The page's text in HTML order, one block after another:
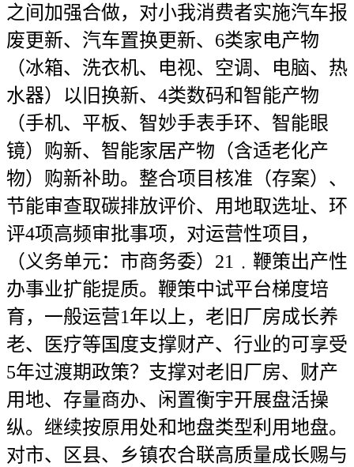
之间加强合做，对小我消费者实施汽车报
废更新、汽车置换更新、6类家电产物
（冰箱、洗衣机、电视、空调、电脑、热
水器）以旧换新、4类数码和智能产物
（手机、平板、智妙手表手环、智能眼
镜）购新、智能家居产物（含适老化产
物）购新补助。整合项目核准（存案）、
节能审查取碳排放评价、用地取选址、环
评4项高频审批事项，对运营性项目，
（义务单元：市商务委）21﹒鞭策出产性
办事业扩能提质。鞭策中试平台梯度培
育，一般运营1年以上，老旧厂房成长养
老、医疗等国度支撑财产、行业的可享受
5年过渡期政策？支撑对老旧厂房、财产
用地、存量商办、闲置衡宇开展盘活操
纵。继续按原用处和地盘类型利用地盘。
对市、区县、乡镇农合联高质量成长赐与